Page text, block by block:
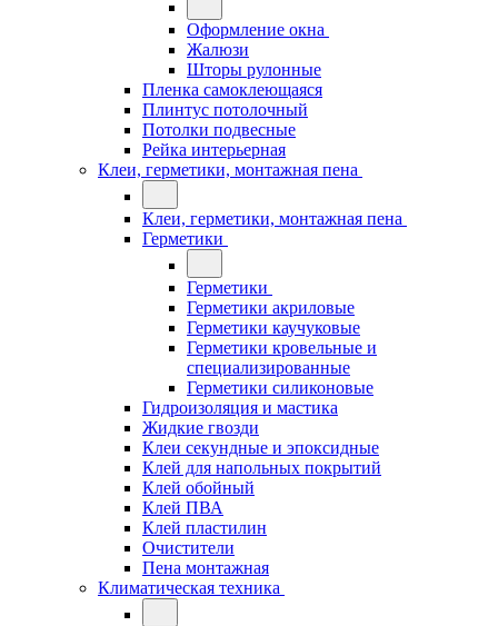
Оформление окна
Жалюзи
Шторы рулонные
Пленка самоклеющаяся
Плинтус потолочный
Потолки подвесные
Рейка интерьерная
Клеи, герметики, монтажная пена
Клеи, герметики, монтажная пена
Герметики
Герметики
Герметики акриловые
Герметики каучуковые
Герметики кровельные и
специализированные
Герметики силиконовые
Гидроизоляция и мастика
Жидкие гвозди
Клеи секундные и эпоксидные
Клей для напольных покрытий
Клей обойный
Клей ПВА
Клей пластилин
Очистители
Пена монтажная
Климатическая техника